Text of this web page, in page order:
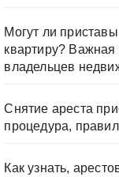
Могут ли
квартиру?
владельцев
Снятие ареста
процедура,
Как узнать,